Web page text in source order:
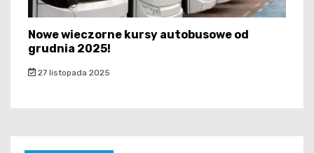
Nowe wieczorne kursy autobusowe od
grudnia 2025!
27 listopada 2025